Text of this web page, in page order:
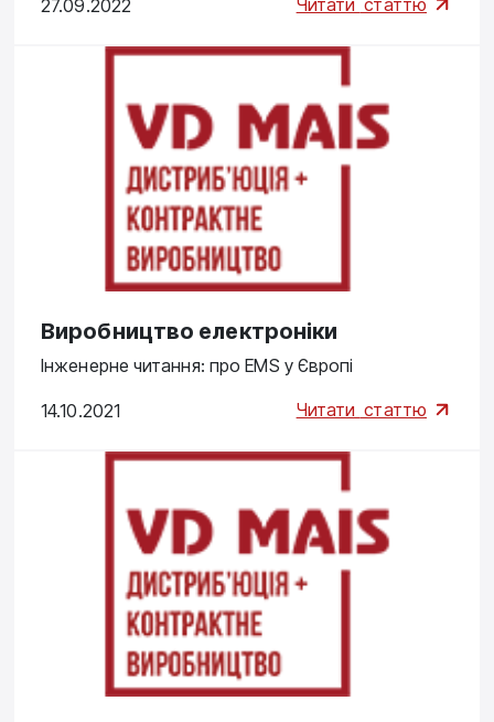
27.09.2022
Виробництво електроніки
Інженерне читання: про EMS у Європі
14.10.2021 Читати статтю